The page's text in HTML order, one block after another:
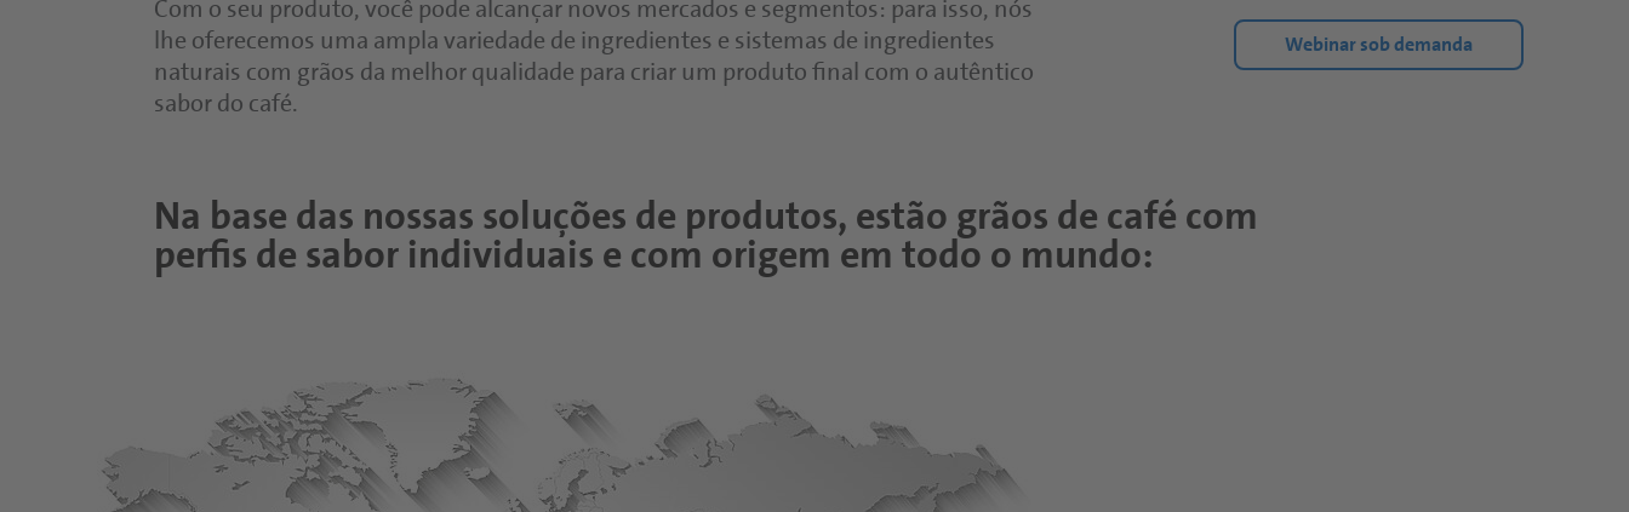
Pastas e dips
Com o seu produto, você pode alcançar novos mercados e segmentos: para isso, nós
lhe oferecemos uma ampla variedade de ingredientes e sistemas de ingredientes
naturais com grãos da melhor qualidade para criar um produto final com o autêntico
sabor do café.
Webinar sob demanda
Na base das nossas soluções de produtos, estão grãos de café com
perfis de sabor individuais e com origem em todo o mundo: